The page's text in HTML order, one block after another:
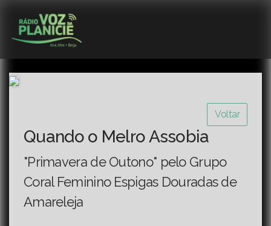
Voltar
Quando o Melro Assobia
"Primavera de Outono" pelo Grupo
Coral Feminino Espigas Douradas de
Amareleja